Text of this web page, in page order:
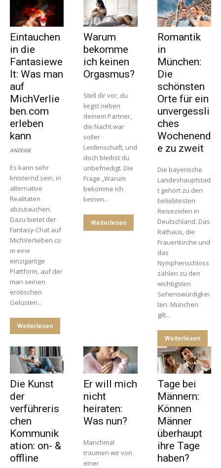
Eintauchen
in die
Fantasiewe
lt: Was man
auf
MichVerlie
ben.com
erleben
kann
ANZEIGE
Es kann sehr
knisternd sein, in
alternative
Realitäten
abzutauchen.
Dazu bietet der
Fantasy-Chat auf
MichVerlieben.co
m eine
einzigartige
Plattform, auf der
man seinen
erotischen
Gelüsten...
Weiterlesen
Warum
bekomme
ich keinen
Orgasmus?
Stell dir vor, du
liegst neben
deinem Partner,
die Nacht war
voller
Leidenschaft, und
doch bleibst du
unbefriedigt. Die
Frage „Warum
bekomme ich
keinen...
Weiterlesen
Romantik
in
München:
Die
schönsten
Orte für ein
unvergessli
ches
Wochenend
e zu zweit
Die bayerische
Landeshauptstad
t gehört zu den
beliebtesten
Reisezielen in
Deutschland. Das
Rathaus, die
Frauenkirche und
das
Nymphenschloss
zählen zu den
wichtigsten
Sehenswürdigkei
ten. München
gilt...
Weiterlesen
Die Kunst
der
verführeris
chen
Kommunik
ation: on- &
offline
Er will mich
nicht
heiraten:
Was nun?
Manchmal
träumen wir von
einer
Tage bei
Männern:
Können
Männer
überhaupt
ihre Tage
haben?